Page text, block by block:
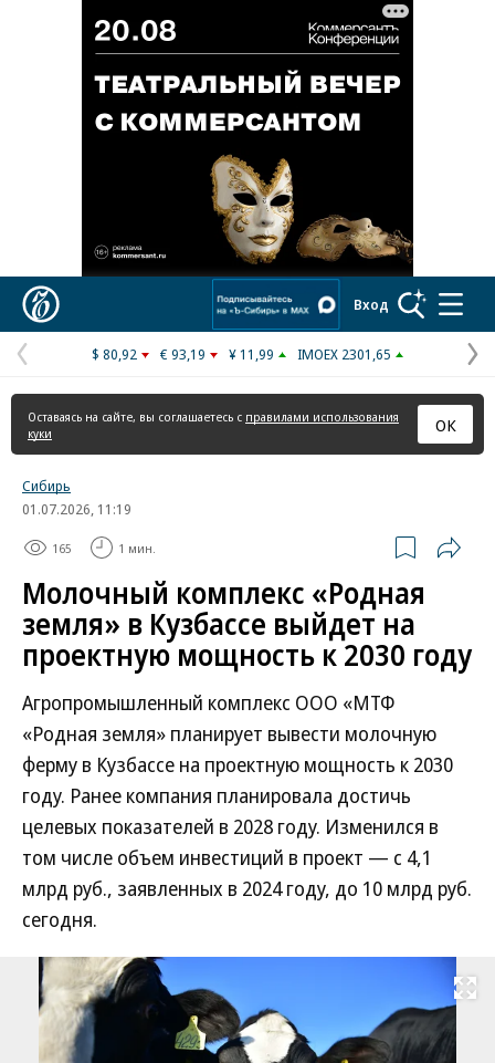
Вход
Предыдущая
страница
$ 80,92 € 93,19 ¥ 11,99 IMOEX 2301,65
Оставаясь на сайте, вы соглашаетесь с правилами использования
куки
ОК
Сибирь
01.07.2026, 11:19
165 1 мин.
Молочный комплекс «Родная
земля» в Кузбассе выйдет на
проектную мощность к 2030 году
Агропромышленный комплекс ООО «МТФ
«Родная земля» планирует вывести молочную
ферму в Кузбассе на проектную мощность к 2030
году. Ранее компания планировала достичь
целевых показателей в 2028 году. Изменился в
том числе объем инвестиций в проект — с 4,1
млрд руб., заявленных в 2024 году, до 10 млрд руб.
сегодня.
Развернуть